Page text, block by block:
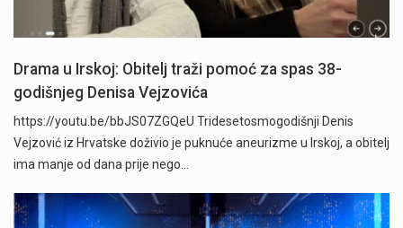
Drama u Irskoj: Obitelj traži pomoć za spas 38-
godišnjeg Denisa Vejzovića
https://youtu.be/bbJS07ZGQeU Tridesetosmogodišnji Denis
Vejzović iz Hrvatske doživio je puknuće aneurizme u Irskoj, a obitelj
ima manje od dana prije nego…